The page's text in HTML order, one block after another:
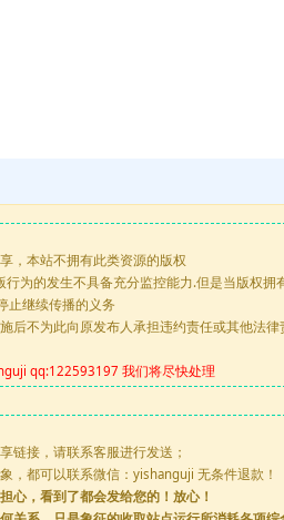
，本站不拥有此类资源的版权
行为的发生不具备充分监控能力.但是当版权
止继续传播的义务
后不为此向原发布人承担违约责任或其他法
qq:122593197 我们将尽快处理
链接，请联系客服进行发送；
，都可以联系微信：yishanguji 无条件退款！
心，看到了都会发给您的！放心！